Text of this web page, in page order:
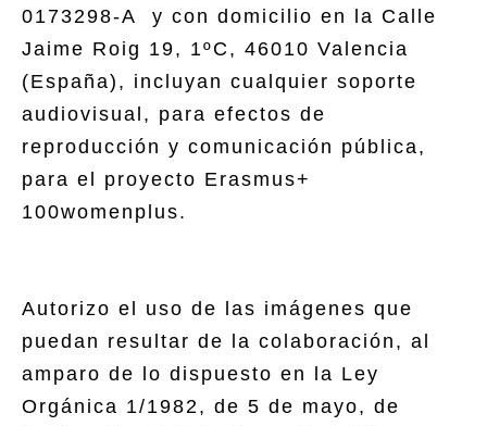
0173298-A y con domicilio en la Calle
Jaime Roig 19, 1ºC, 46010 Valencia
(España), incluyan cualquier soporte
audiovisual, para efectos de
reproducción y comunicación pública,
para el proyecto Erasmus+
100womenplus.
Autorizo el uso de las imágenes que
puedan resultar de la colaboración, al
amparo de lo dispuesto en la Ley
Orgánica 1/1982, de 5 de mayo, de